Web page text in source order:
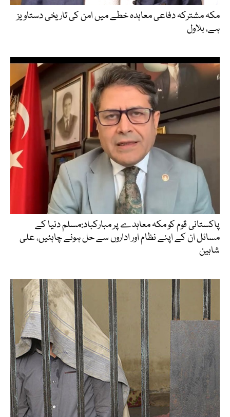
مکہ مشترکہ دفاعی معاہدہ خطے میں امن کی تاریخی دستاویز
ہے، بلاول
پاکستانی قوم کو مکہ معاہدے پر مبارکباد:مسلم دنیا کے
مسائل ان کے اپنے نظام اور اداروں سے حل ہونے چاہئیں، علی
شاہین